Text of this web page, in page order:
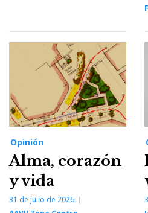
Opinión
Alma, corazón
y vida
31 de julio de 2026